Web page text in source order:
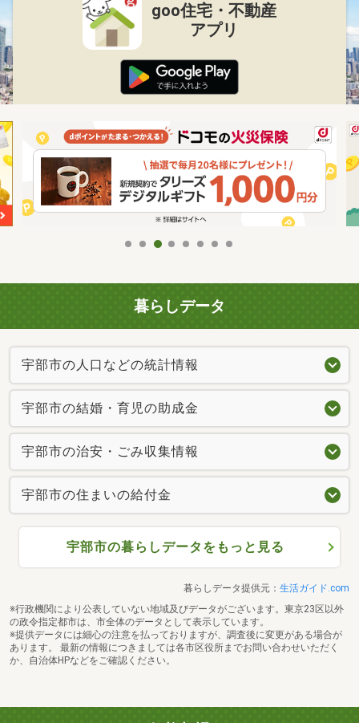
goo住宅・不動産
アプリ
暮らしデータ
宇部市の人口などの統計情報
宇部市の結婚・育児の助成金
宇部市の治安・ごみ収集情報
宇部市の住まいの給付金
宇部市の暮らしデータをもっと見る
暮らしデータ提供元： 生活ガイド.com
※行政機関により公表していない地域及びデータがございます。東京23区以外
の政令指定都市は、市全体のデータとして表示しています。
※提供データには細心の注意を払っておりますが、調査後に変更がある場合が
あります。 最新の情報につきましては各市区役所までお問い合わせいただく
か、自治体HPなどをご確認ください。